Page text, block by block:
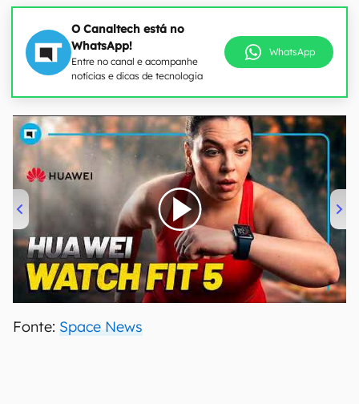
O Canaltech está no
WhatsApp!
Entre no canal e acompanhe
notícias e dicas de tecnologia
WhatsApp
00:00/04:51
Fonte: Space News